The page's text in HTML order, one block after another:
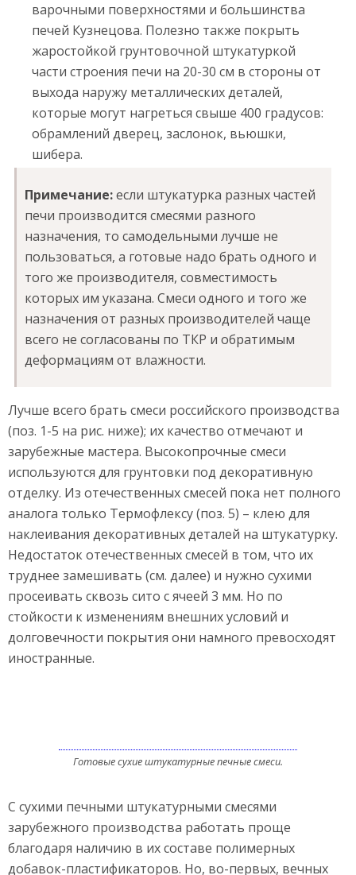
варочными поверхностями и большинства
печей Кузнецова. Полезно также покрыть
жаростойкой грунтовочной штукатуркой
части строения печи на 20-30 см в стороны от
выхода наружу металлических деталей,
которые могут нагреться свыше 400 градусов:
обрамлений дверец, заслонок, вьюшки,
шибера.
Примечание:если штукатурка разных частей
печи производится смесями разного
назначения, то самодельными лучше не
пользоваться, а готовые надо брать одного и
того же производителя, совместимость
которых им указана. Смеси одного и того же
назначения от разных производителей чаще
всего не согласованы по ТКР и обратимым
деформациям от влажности.
Лучше всего брать смеси российского производства
(поз. 1-5 на рис. ниже); их качество отмечают и
зарубежные мастера. Высокопрочные смеси
используются для грунтовки под декоративную
отделку. Из отечественных смесей пока нет полного
аналога только Термофлексу (поз. 5) – клею для
наклеивания декоративных деталей на штукатурку.
Недостаток отечественных смесей в том, что их
труднее замешивать (см. далее) и нужно сухими
просеивать сквозь сито с ячеей 3 мм. Но по
стойкости к изменениям внешних условий и
долговечности покрытия они намного превосходят
иностранные.
Готовые сухие штукатурные печные смеси.
С сухими печными штукатурными смесями
зарубежного производства работать проще
благодаря наличию в их составе полимерных
добавок-пластификаторов. Но, во-первых, вечных